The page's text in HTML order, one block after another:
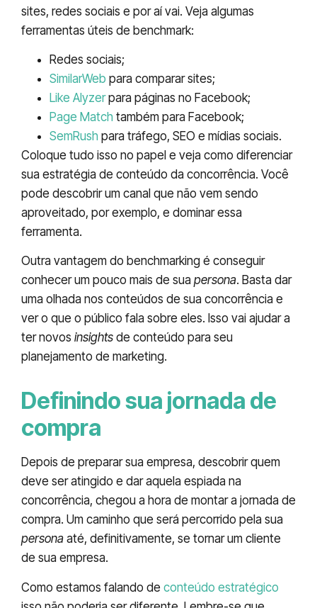
sites, redes sociais e por aí vai. Veja algumas
ferramentas úteis de benchmark:
Redes sociais;
SimilarWeb para comparar sites;
Like Alyzerpara páginas no Facebook;
Page Match também para Facebook;
SemRush para tráfego, SEO e mídias sociais.
Coloque tudo isso no papel e veja como diferenciar
sua estratégia de conteúdo da concorrência. Você
pode descobrir um canal que não vem sendo
aproveitado, por exemplo, e dominar essa
ferramenta.
Outra vantagem do benchmarking é conseguir
conhecer um pouco mais de sua persona. Basta dar
uma olhada nos conteúdos de sua concorrência e
ver o que o público fala sobre eles. Isso vai ajudar a
ter novos insights de conteúdo para seu
planejamento de marketing.
Definindo sua jornada de
compra
Depois de preparar sua empresa, descobrir quem
deve ser atingido e dar aquela espiada na
concorrência, chegou a hora de montar a jornada de
compra. Um caminho que será percorrido pela sua
persona até, definitivamente, se tornar um cliente
de sua empresa.
Como estamos falando de conteúdo estratégico